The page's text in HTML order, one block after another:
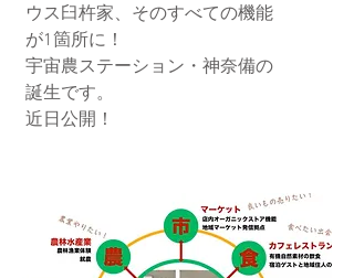
ウス臼杵家、そのすべての機能
が1箇所に！
宇宙農ステーション・神奈備の
誕生です。
​近日公開！